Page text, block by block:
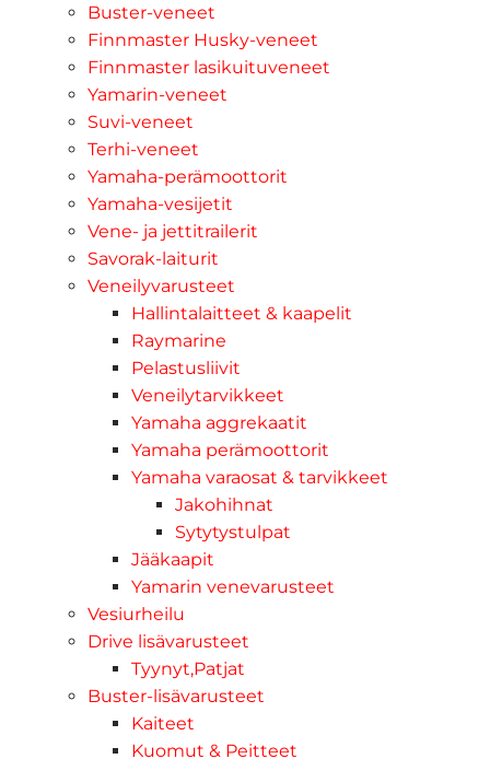
Buster-veneet
Finnmaster Husky-veneet
Finnmaster lasikuituveneet
Yamarin-veneet
Suvi-veneet
Terhi-veneet
Yamaha-perämoottorit
Yamaha-vesijetit
Vene- ja jettitrailerit
Savorak-laiturit
Veneilyvarusteet
Hallintalaitteet & kaapelit
Raymarine
Pelastusliivit
Veneilytarvikkeet
Yamaha aggrekaatit
Yamaha perämoottorit
Yamaha varaosat & tarvikkeet
Jakohihnat
Sytytystulpat
Jääkaapit
Yamarin venevarusteet
Vesiurheilu
Drive lisävarusteet
Tyynyt,Patjat
Buster-lisävarusteet
Kaiteet
Kuomut & Peitteet